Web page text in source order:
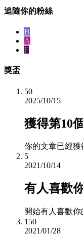
追隨你的粉絲
B
A
F
獎盃
50
2025/10/15
獲得第10
你的文章已經獲
5
2021/10/14
有人喜歡
開始有人喜歡
150
2021/01/28